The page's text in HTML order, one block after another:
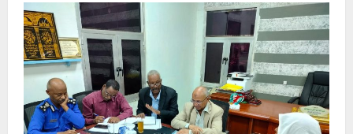
الأنشطة
المدرسية
بوزارة
التربيةتنظم
مخيما
للعيون
للعاملين
بالوزارة